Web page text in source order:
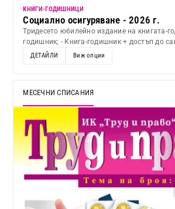
KНИГИ-ГОДИШНИЦИ
Социално осигуряване - 2026 г.
Тридесето юбилейно издание на книгата-
годишник; - Книга-годишник + достъп до
ДЕТАЙЛИ Виж опции
МЕСЕЧНИ СПИСАНИЯ